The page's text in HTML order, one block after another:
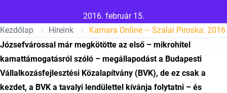
Közzétéve:
2016. február 15.
Kezdőlap
Híreink
Józsefvárossal már megkötötte az első – mikrohitel
kamattámogatásról szóló – megállapodást a Budapesti
Vállalkozásfejlesztési Közalapítvány (BVK), de ez csak a
kezdet, a BVK a tavalyi lendülettel kívánja folytatni – és